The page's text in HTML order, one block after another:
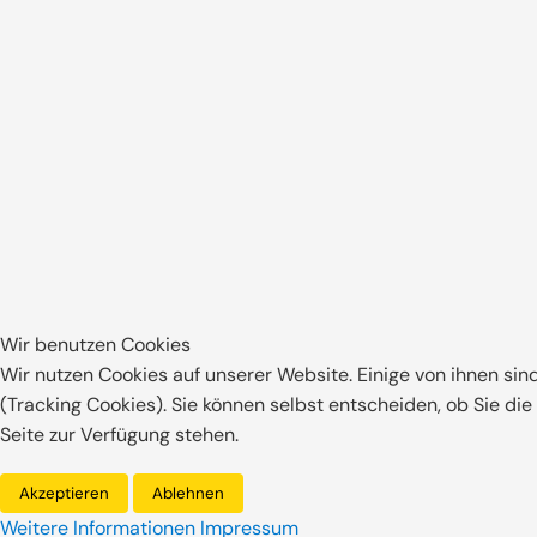
Gesundes Bauen -
Immer noch sind Schadstoffe in
Wärmedämmstoffen und Bodenbelägen und
wandert der Taupunkt in Richtung
verbaut werden - ein Maßnahme, die gesundes
Wir benutzen Cookies
Wir nutzen Cookies auf unserer Website. Einige von ihnen
(Tracking Cookies). Sie können selbst entscheiden, ob Sie
Seite zur Verfügung stehen.
Akzeptieren Ablehnen
Weitere Informationen Impressum